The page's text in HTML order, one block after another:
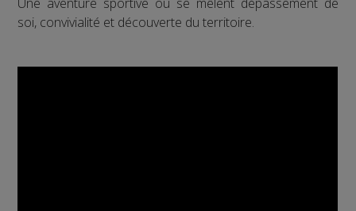
soi, convivialité et découverte du territoire.